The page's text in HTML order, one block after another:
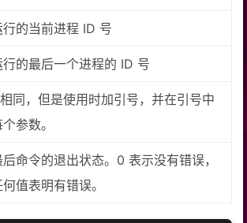
行的当前进程 ID 号
行的最后一个进程的 ID 号
同，但是使用时加引号，并在引号中
参数。
命令的退出状态。0 表示没有错误，
值表明有错误。